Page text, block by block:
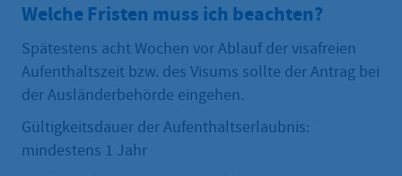
Welche Fristen muss ich beachten?
Spätestens acht Wochen vor Ablauf der visafreien
Aufenthaltszeit bzw. des Visums sollte der Antrag bei
der Ausländerbehörde eingehen.
Gültigkeitsdauer der Aufenthaltserlaubnis:
mindestens 1 Jahr